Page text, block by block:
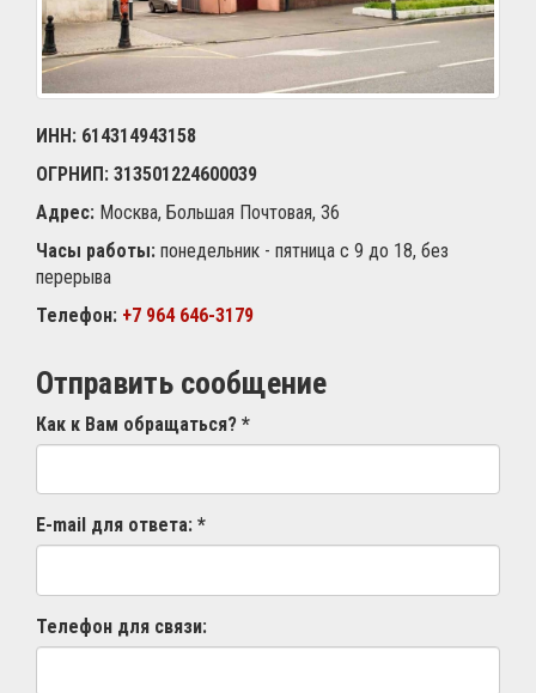
ИНН: 614314943158
ОГРНИП: 313501224600039
Адрес: Москва, Большая Почтовая, 36
Часы работы: понедельник - пятница с 9 до 18, без
перерыва
Телефон: +7 964 646-3179
Отправить сообщение
Как к Вам обращаться? *
E-mail для ответа: *
Телефон для связи: